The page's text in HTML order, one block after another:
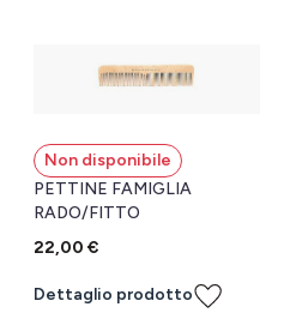
Non disponibile
PETTINE FAMIGLIA
RADO/FITTO
22,00 €
Dettaglio prodotto